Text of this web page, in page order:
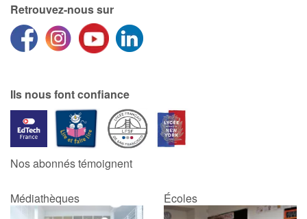
Retrouvez-nous sur
Ils nous font confiance
Nos abonnés témoignent
Médiathèques Écoles